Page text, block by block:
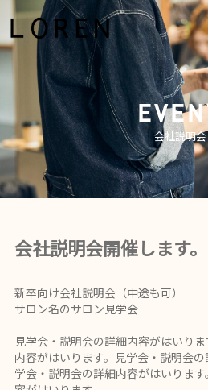
会社説明会
会社説明会開催します。
新卒向け会社説明会（中途も可）
サロン名のサロン見学会
見学会・説明会の詳細内容がはいり
内容がはいります。見学会・説明会
学会・説明会の詳細内容がはいりま